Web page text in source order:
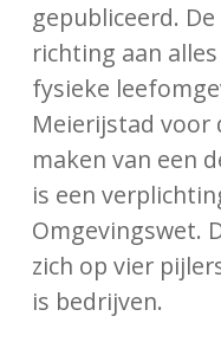
gepubliceerd.
richting aan
fysieke
Meierijstad voor
maken van een
is een
Omgevingswet.
zich op vier
is bedrijven.